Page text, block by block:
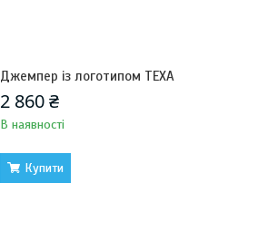
Джемпер із логотипом TEXA
2 860 ₴
В наявності
Купити